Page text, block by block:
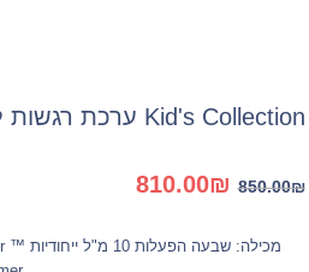
Kid's Collection ערכת רגשות לילדים
850.00₪
המחיר
810.00₪